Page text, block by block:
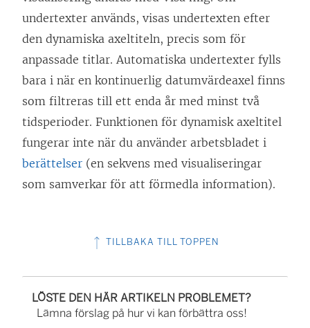
undertexter används, visas undertexten efter
den dynamiska axeltiteln, precis som för
anpassade titlar. Automatiska undertexter fylls
bara i när en kontinuerlig datumvärdeaxel finns
som filtreras till ett enda år med minst två
tidsperioder. Funktionen för dynamisk axeltitel
fungerar inte när du använder arbetsbladet i
berättelser (en sekvens med visualiseringar
som samverkar för att förmedla information).
TILLBAKA TILL TOPPEN
LÖSTE DEN HÄR ARTIKELN PROBLEMET?
Lämna förslag på hur vi kan förbättra oss!